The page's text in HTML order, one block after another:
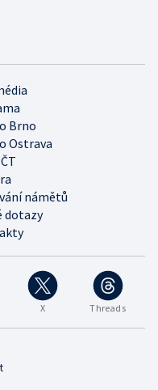
X Threads
Brno
Ostrava
námětů
dotazy